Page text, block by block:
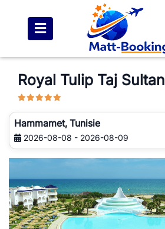
Royal Tulip Taj Sultan
Hammamet, Tunisie
2026-08-08 - 2026-08-09